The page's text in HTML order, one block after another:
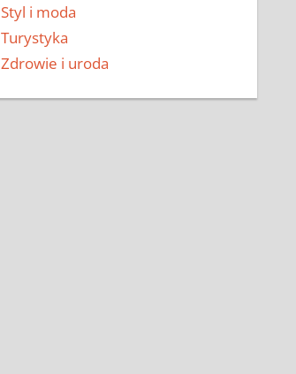
Styl i moda
Turystyka
Zdrowie i uroda